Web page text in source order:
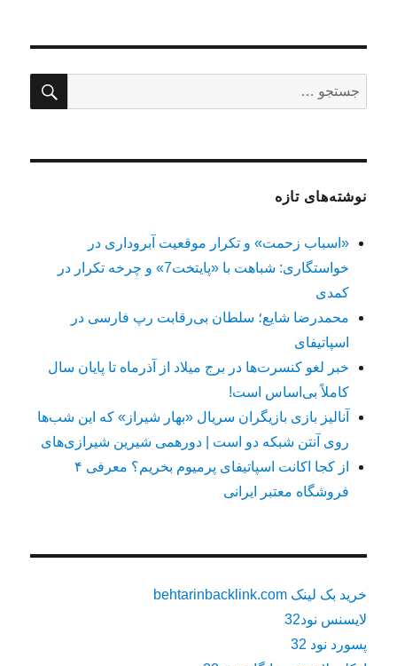
برای:
نوشته‌های تازه
«اسباب زحمت» و تکرار موقعیت آبروداری در
خواستگاری: شباهت با «پایتخت7» و چرخه تکرار در
کمدی
محمدرضا شایع؛ سلطان بی‌رقابت رپ فارسی در
اسپاتیفای
خبر لغو کنسرت‌ها در برج میلاد از آذرماه تا پایان سال
کاملاً بی‌اساس است!
آنالیز بازی بازیگران سریال «بهار شیراز» که این شب‌ها
روی آنتن شبکه دو است | دورهمی شیرین شیرازی‌های
از کجا اکانت اسپاتیفای پرمیوم بخریم؟ معرفی ۴
فروشگاه معتبر ایرانی
خرید بک لینک behtarinbacklink.com
لایسنس نود32
پسورد نود 32